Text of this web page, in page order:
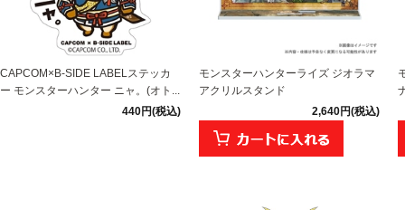
CAPCOM×B-SIDE LABELステッカ
ー モンスターハンター ニャ。(オト...
440円(税込)
モンスターハンターライズ ジオラマ
アクリルスタンド
2,640円(税込)